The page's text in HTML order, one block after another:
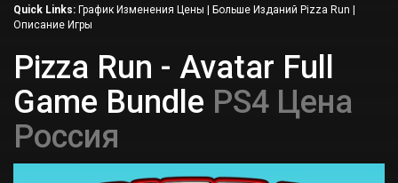
Quick Links: График Изменения Цены Больше Изданий Pizza Run
Описание Игры
Pizza Run - Avatar Full
Game Bundle PS4 Цена
Россия